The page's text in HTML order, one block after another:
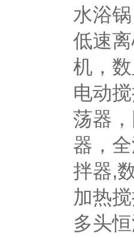
水浴
低速
机，
电动
荡器
器，
拌器,
加热
多头